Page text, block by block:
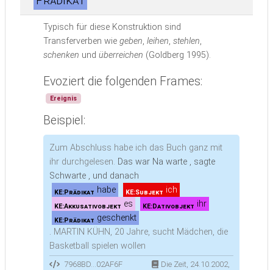
Typisch für diese Konstruktion sind
Transferverben wiegeben,leihen,stehlen,
schenken undüberreichen (Goldberg 1995).
Evoziert die folgenden Frames:
Ereignis
Beispiel:
Zum Abschluss habe ich das Buch ganz mit
ihr durchgelesen. Das war Na warte , sagte
Schwarte , und danach
KE:Prädikat habe KE:Subjekt ich
KE:Akkusativobjekt es KE:Dativobjekt ihr
KE:Prädikat geschenkt
. MARTIN KÜHN, 20 Jahre, sucht Mädchen, die
Basketball spielen wollen
7968BD...02AF6F
Die Zeit, 24.10.2002,